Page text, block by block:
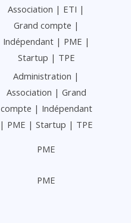
Association | ETI |
Grand compte |
Indépendant | PME |
Startup | TPE
Administration |
Association | Grand
compte | Indépendant
| PME | Startup | TPE
PME
PME